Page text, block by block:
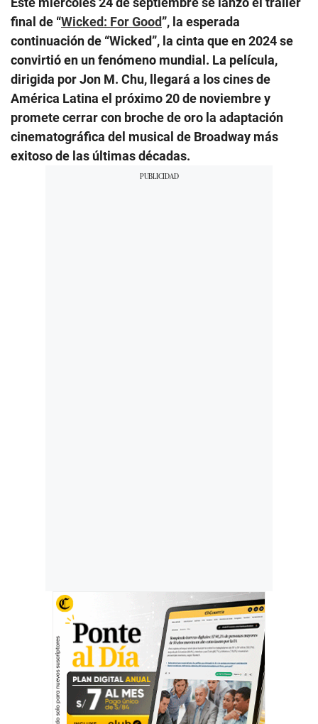
final de “Wicked: For Good”, la esperada
continuación de “Wicked”, la cinta que en 2024 se
convirtió en un fenómeno mundial. La película,
dirigida por Jon M. Chu, llegará a los cines de
América Latina el próximo 20 de noviembre y
promete cerrar con broche de oro la adaptación
cinematográfica del musical de Broadway más
exitoso de las últimas décadas.